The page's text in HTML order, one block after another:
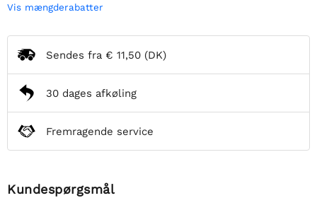
Vis mængderabatter
Sendes fra € 11,50 (DK)
30 dages afkøling
Fremragende service
Kundespørgsmål